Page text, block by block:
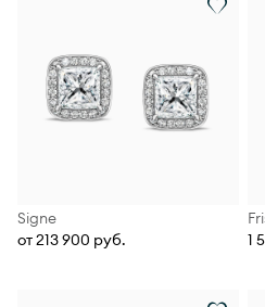
Signe
от 213 900 руб.
1